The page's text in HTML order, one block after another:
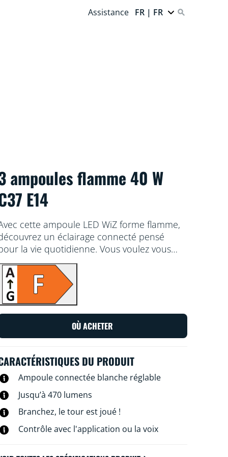
Assistance FR | FR
ampoules flamme 40 W
E14
cette ampoule LED WiZ forme flamme,
un éclairage connecté pensé
la vie quotidienne. Vous voulez vous
ou au contraire vous concentrer
sur quelque chose ? Choisissez une lumière
blanche plus ou moins chaude. Vous pouvez
créer des programmes d'allumage et
ou selon un jour précis, et commander le
via votre smartphone ou à la voix.
besoin de matériel spécial : les lampes
WiZ se connectent directement au Wi-Fi.
OÙ ACHETER
DU PRODUIT
Ampoule connectée blanche réglable
Jusqu’à 470 lumens
Branchez, le tour est joué !
Contrôle avec l'application ou la voix